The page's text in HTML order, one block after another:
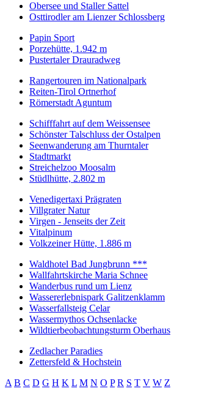
Obersee und Staller Sattel
Osttirodler am Lienzer Schlossberg
Papin Sport
Porzehütte, 1.942 m
Pustertaler Drauradweg
Rangertouren im Nationalpark
Reiten-Tirol Ortnerhof
Römerstadt Aguntum
Schifffahrt auf dem Weissensee
Schönster Talschluss der Ostalpen
Seenwanderung am Thurntaler
Stadtmarkt
Streichelzoo Moosalm
Stüdlhütte, 2.802 m
Venedigertaxi Prägraten
Villgrater Natur
Virgen - Jenseits der Zeit
Vitalpinum
Volkzeiner Hütte, 1.886 m
Waldhotel Bad Jungbrunn ***
Wallfahrtskirche Maria Schnee
Wanderbus rund um Lienz
Wassererlebnispark Galitzenklamm
Wasserfallsteig Celar
Wassermythos Ochsenlacke
Wildtierbeobachtungsturm Oberhaus
Zedlacher Paradies
Zettersfeld & Hochstein
A B C D G H K L M N O P R S T V W Z